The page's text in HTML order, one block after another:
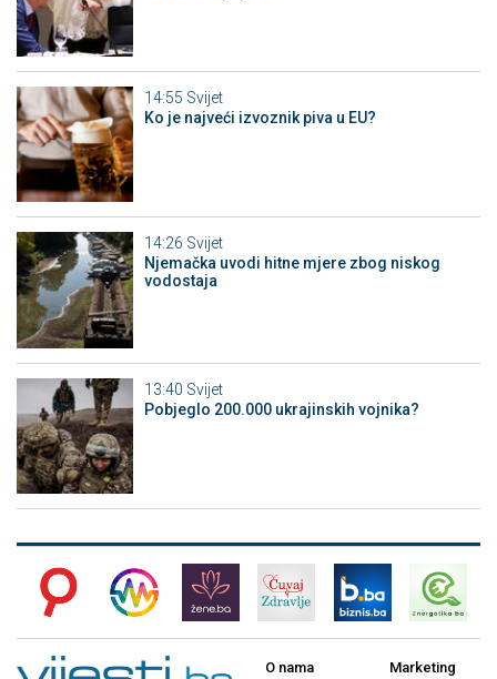
14:55 Svijet
Ko je najveći izvoznik piva u EU?
14:26 Svijet
Njemačka uvodi hitne mjere zbog niskog
vodostaja
13:40 Svijet
Pobjeglo 200.000 ukrajinskih vojnika?
O nama Marketing